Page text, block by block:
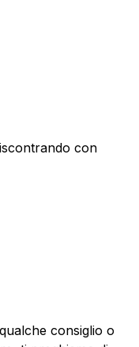
con
consiglio o